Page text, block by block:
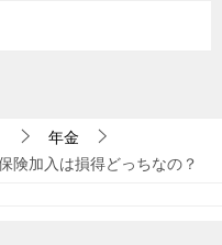
年金
険加入は損得どっちなの？